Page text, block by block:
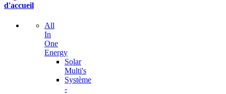
d'accueil
All
In
One
Energy
Solar
Multi's
Système
-